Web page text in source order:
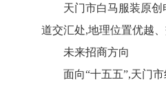
天门市白马服装原
道交汇处,地理位置优越
未来招商方向
面向“十五五”,天门